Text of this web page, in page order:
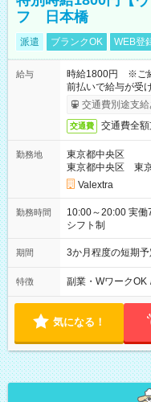
フ 日本橋
派遣 ブランクOK WEB登
給与
時給1800円 ※ご
前払いで給与が受
交通費別途支給
交通費 交通費全額
勤務地
東京都中央区
東京都中央区 東京
Valextra
勤務時間
10:00～20:00 実働7.5時間／休憩1.5時間 営業時間に合わせた
シフト制
期間 3か月程度の短期
特徴 副業・WワークOK
気になる！